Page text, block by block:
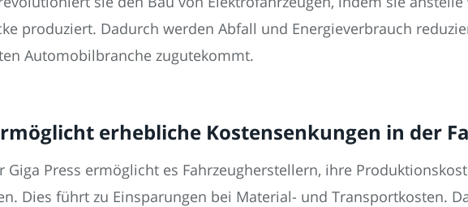
produziert. Dadurch werden Abfall und Energieverbrauch
Automobilbranche zugutekommt.
erhebliche Kostensenkungen in der
Giga Press ermöglicht es Fahrzeugherstellern, ihre
Dies führt zu Einsparungen bei Material- und Transportkosten.